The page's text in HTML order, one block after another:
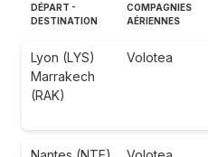
DÉPART -
DESTINATION
COMPAGNIES
AÉRIENNES
Lyon (LYS)
Marrakech
(RAK)
Volotea